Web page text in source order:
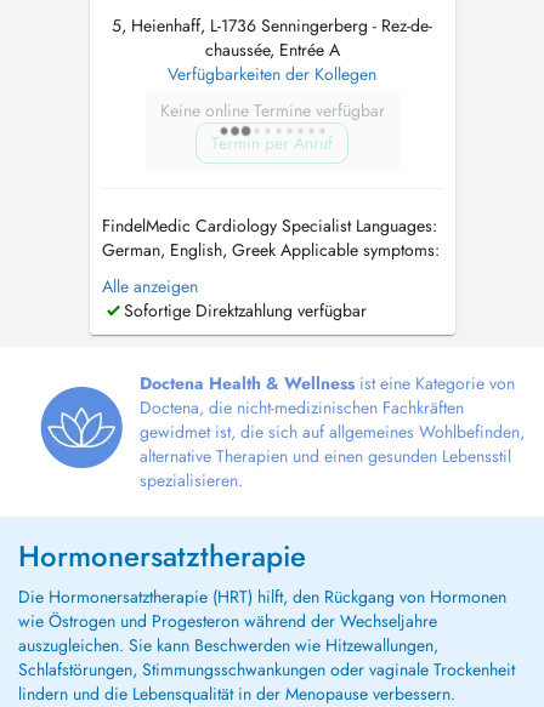
5, Heienhaff, L-1736 Senningerberg - Rez-de-
chaussée, Entrée A
Verfügbarkeiten der Kollegen
Keine online Termine verfügbar
Termin per Anruf
FindelMedic Cardiology Specialist Languages:
German, English, Greek Applicable symptoms:
Chest discomfort, pressure or pain /
Palpitations or irregular heartbeat / Shortness
of breath / Swollen legs or oedema /
cholesterol / Elevated blood pressure / ...
Alle anzeigen
Sofortige Direktzahlung verfügbar
Doctena Health & Wellness ist eine Kategorie von
Doctena, die nicht-medizinischen Fachkräften
gewidmet ist, die sich auf allgemeines Wohlbefinden,
alternative Therapien und einen gesunden Lebensstil
spezialisieren.
Hormonersatztherapie
Die Hormonersatztherapie (HRT) hilft, den Rückgang von Hormonen
wie Östrogen und Progesteron während der Wechseljahre
auszugleichen. Sie kann Beschwerden wie Hitzewallungen,
Schlafstörungen, Stimmungsschwankungen oder vaginale Trockenheit
lindern und die Lebensqualität in der Menopause verbessern.